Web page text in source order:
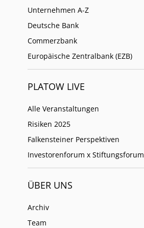
Unternehmen A-Z
Deutsche Bank
Commerzbank
Europäische Zentralbank (EZB)
PLATOW LIVE
Alle Veranstaltungen
Risiken 2025
Falkensteiner Perspektiven
Investorenforum x Stiftungsforum
ÜBER UNS
Archiv
Team